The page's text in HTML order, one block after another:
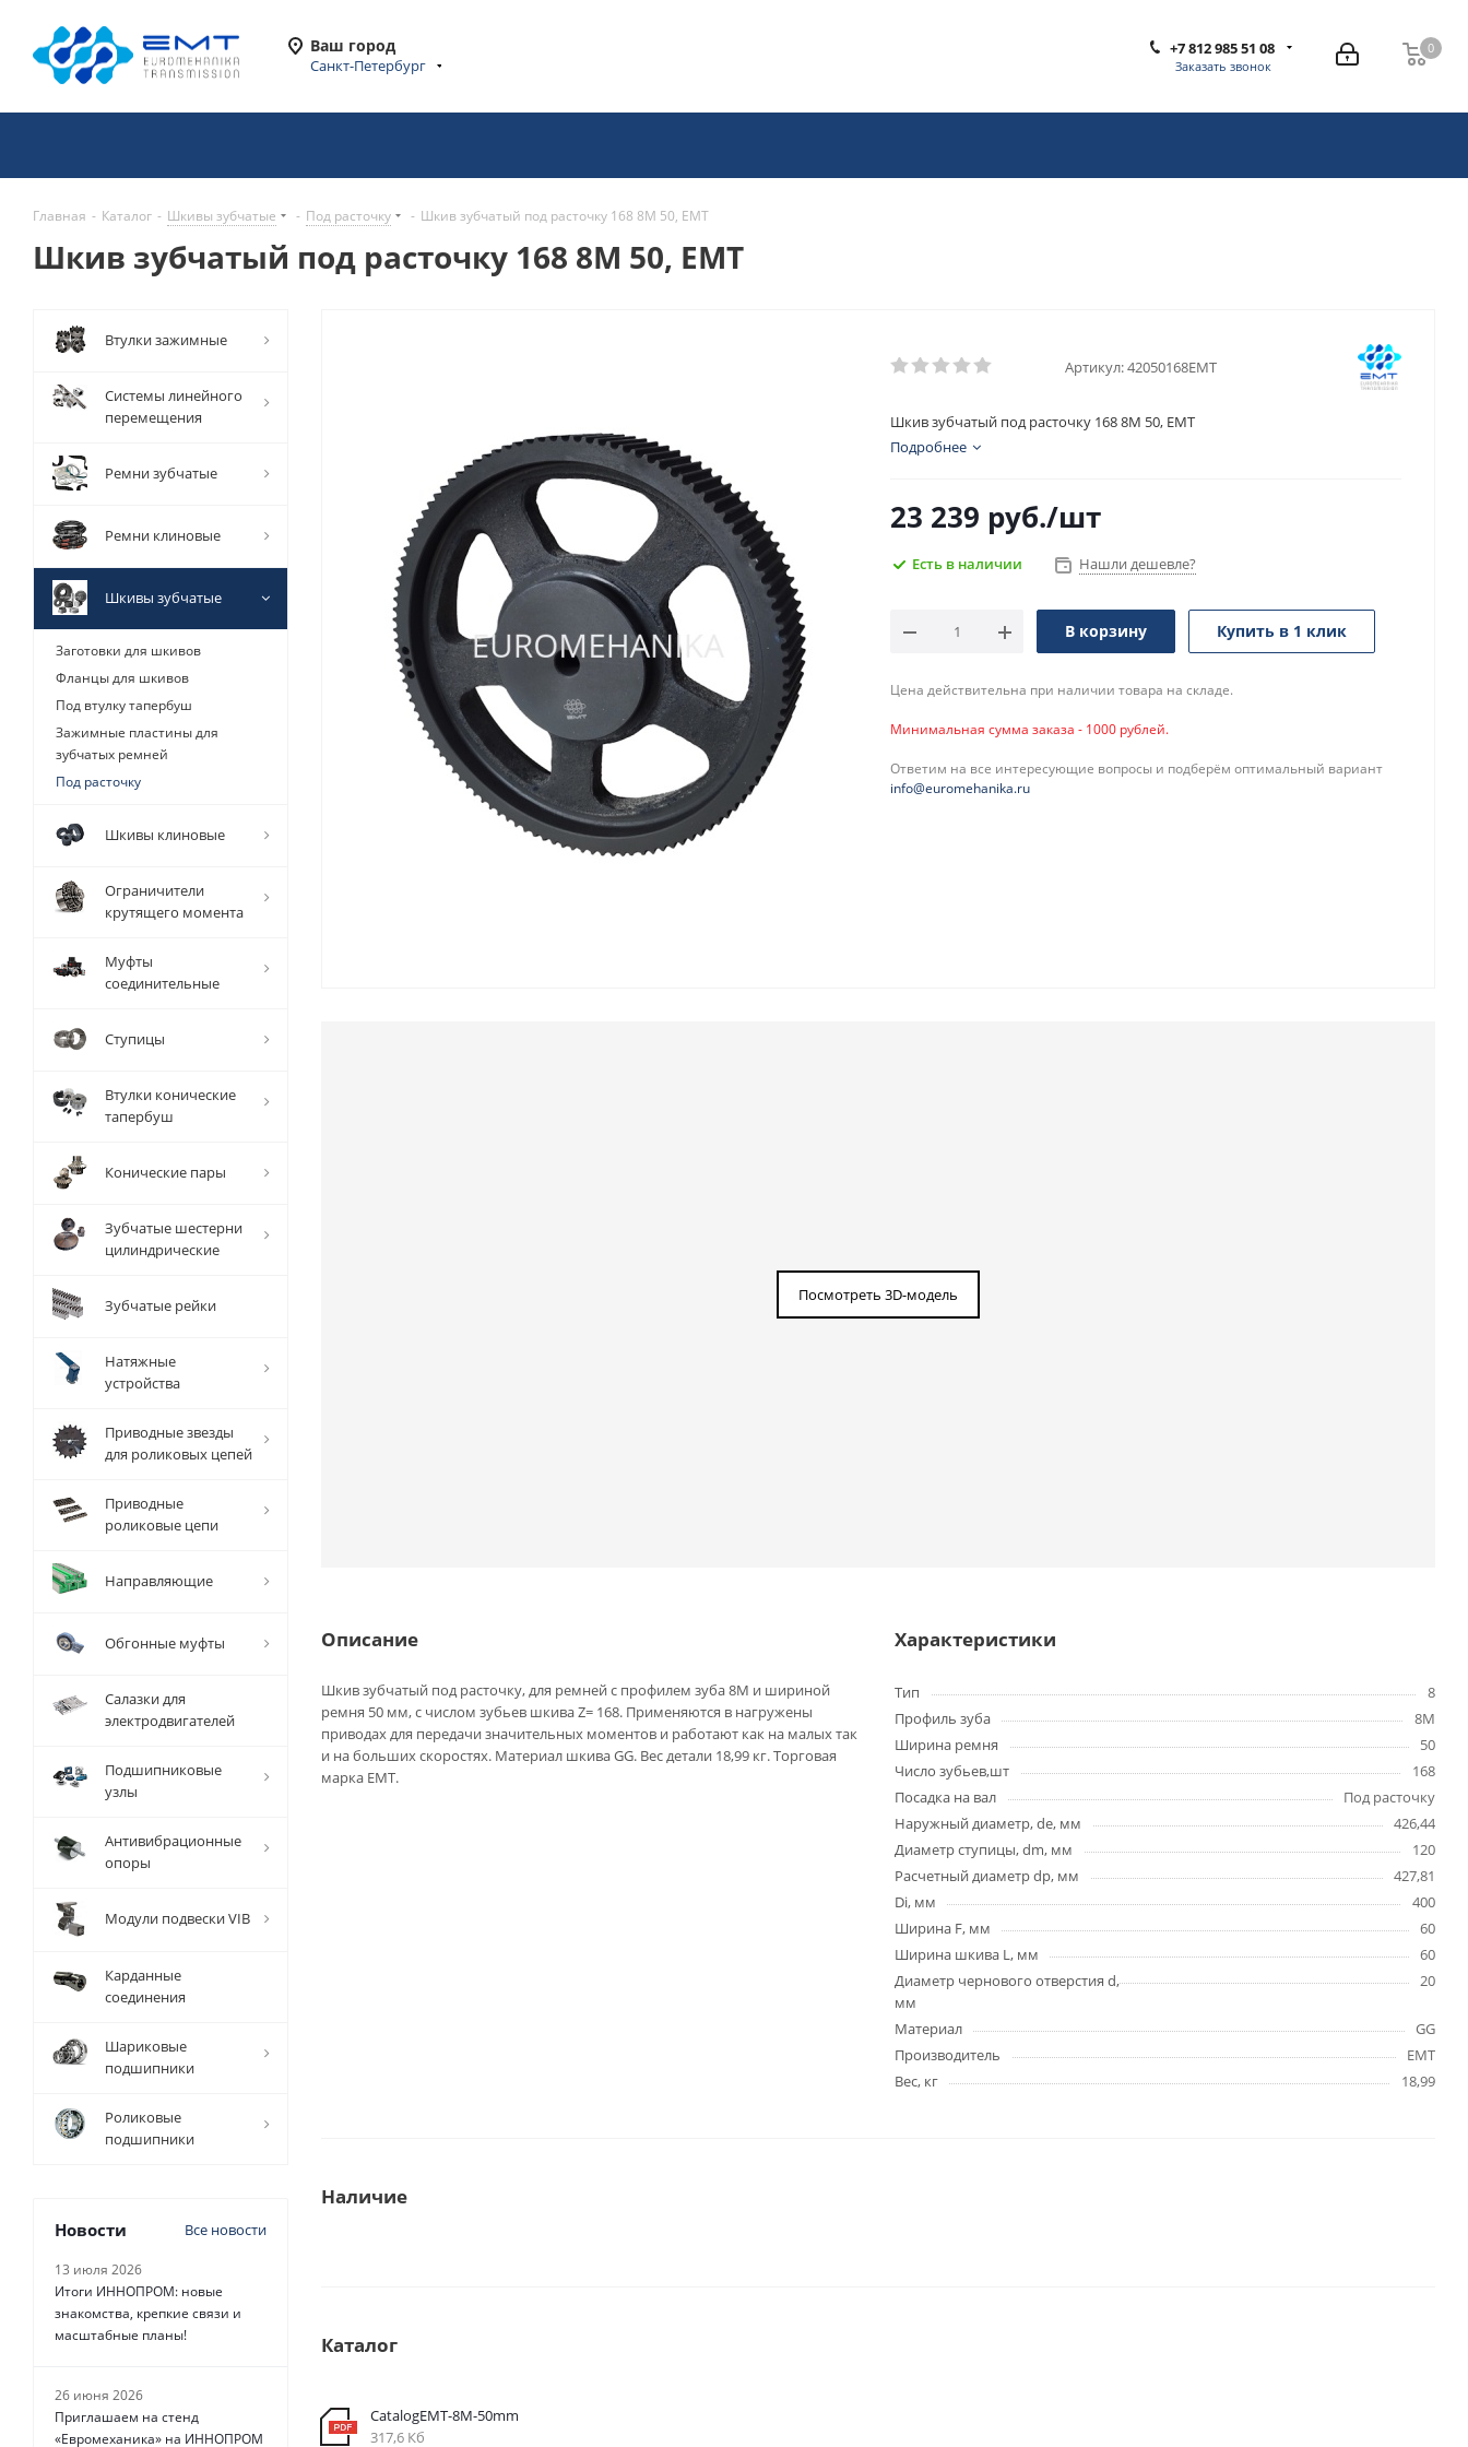
Ваш город
Санкт-Петербург
0
0
+7 812 985 51 08
Заказать звонок
Главная - Каталог - Шкивы зубчатые - Под расточку - Шкив зубчатый под расточку 168 8M 50, EMT
Шкив зубчатый под расточку 168 8M 50, EMT
Артикул:42050168EMT
Шкив зубчатый под расточку 168 8M 50, EMT
Подробнее
23 239 руб./шт
Есть в наличии Нашли дешевле?
В корзину Купить в 1 клик
Цена действительна при наличии товара на складе.
Минимальная сумма заказа - 1000 рублей.
Ответим на все интересующие вопросы и подберём оптимальный вариант
info@euromehanika.ru
Посмотреть 3D-модель
Описание
Шкив зубчатый под расточку, для ремней с профилем зуба 8M и шириной
ремня 50 мм, с числом зубьев шкива Z= 168. Применяются в нагружены
приводах для передачи значительных моментов и работают как на малых так
и на больших скоростях. Материал шкива GG. Вес детали 18,99 кг. Торговая
марка EMT.
Характеристики
Тип
8
Профиль зуба
8M
Ширина ремня
50
Число зубьев,шт
168
Посадка на вал
Под расточку
Наружный диаметр, de, мм
426,44
Диаметр ступицы, dm, мм
120
Расчетный диаметр dp, мм
427,81
Di, мм
400
Ширина F, мм
60
Ширина шкива L, мм
60
Диаметр чернового отверстия d,
мм
20
Материал
GG
Производитель
EMT
Вес, кг
18,99
Наличие
Каталог
CatalogEMT-8М-50mm
317,6 Кб
Втулки зажимные
Системы линейного
перемещения
Ремни зубчатые
Ремни клиновые
Шкивы зубчатые
Заготовки для шкивов
Фланцы для шкивов
Под втулку тапербуш
Зажимные пластины для
зубчатых ремней
Под расточку
Шкивы клиновые
Ограничители
крутящего момента
Муфты
соединительные
Ступицы
Втулки конические
тапербуш
Конические пары
Зубчатые шестерни
цилиндрические
Зубчатые рейки
Натяжные
устройства
Приводные звезды
для роликовых цепей
Приводные
роликовые цепи
Направляющие
Обгонные муфты
Салазки для
электродвигателей
Подшипниковые
узлы
Антивибрационные
опоры
Модули подвески VIB
Карданные
соединения
Шариковые
подшипники
Роликовые
подшипники
Новости Все новости
13 июля 2026
Итоги ИННОПРОМ: новые
знакомства, крепкие связи и
масштабные планы!
26 июня 2026
Приглашаем на стенд
«Евромеханика» на ИННОПРОМ